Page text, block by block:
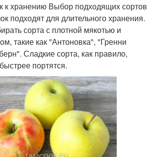
к хранению Выбор подходящих сортов
подходят для длительного хранения.
сорта с плотной мякотью и
такие как "Антоновка", "Гренни
Сладкие сорта, как правило,
портятся.